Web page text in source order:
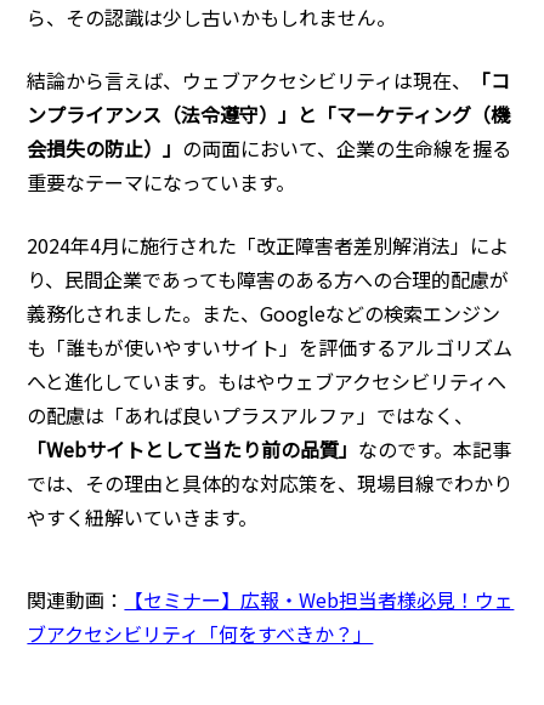
ら、その認識は少し古いかもしれません。
結論から言えば、ウェブアクセシビリティは現在、
「コ
ンプライアンス（法令遵守）」と「マーケティング（機
会損失の防止）」 の両面において、企業の生命線を握る
重要なテーマになっています。
2024年4月に施行された「改正障害者差別解消法」によ
り、民間企業であっても障害のある方への合理的配慮が
義務化されました。また、Googleなどの検索エンジン
も「誰もが使いやすいサイト」を評価するアルゴリズム
へと進化しています。もはやウェブアクセシビリティへ
の配慮は「あれば良いプラスアルファ」ではなく、
「Webサイトとして当たり前の品質」 なのです。本記事
では、その理由と具体的な対応策を、現場目線でわかり
やすく紐解いていきます。
関連動画：
【セミナー】広報・Web担当者様必見！ウェ
ブアクセシビリティ「何をすべきか？」